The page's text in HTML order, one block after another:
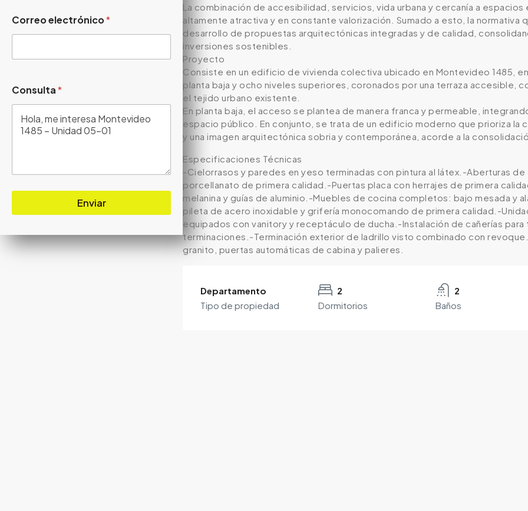
Correo electrónico*
Consulta*
Enviar
La combinación de accesibilidad, servicios, vida urbana y cercanía a
altamente atractiva y en constante valorización. Sumado a esto, la
desarrollo de propuestas arquitectónicas integradas y de calidad,
inversiones sostenibles.
Proyecto
Consiste en un edificio de vivienda colectiva ubicado en Montevideo 1485,
planta baja y ocho niveles superiores, coronados por una terraza accesible,
el tejido urbano existente.
En planta baja, el acceso se plantea de manera franca y permeable,
espacio público. En conjunto, se trata de un edificio moderno que prioriza la
y una imagen arquitectónica sobria y contemporánea, acorde a la
Especificaciones Técnicas
-Cielorrasos y paredes en yeso terminadas con pintura al látex.-Aberturas
porcellanato de primera calidad.-Puertas placa con herrajes de primera
melanina y guías de aluminio.-Muebles de cocina completos: bajo mesada y
pileta de acero inoxidable y grifería monocomando de primera calidad.-
equipados con vanitory y receptáculo de ducha.-Instalación de cañerías
terminaciones.-Terminación exterior de ladrillo visto combinado con
granito, puertas automáticas de cabina y palieres.
Departamento
Tipo de propiedad
2
Dormitorios
2
Baños